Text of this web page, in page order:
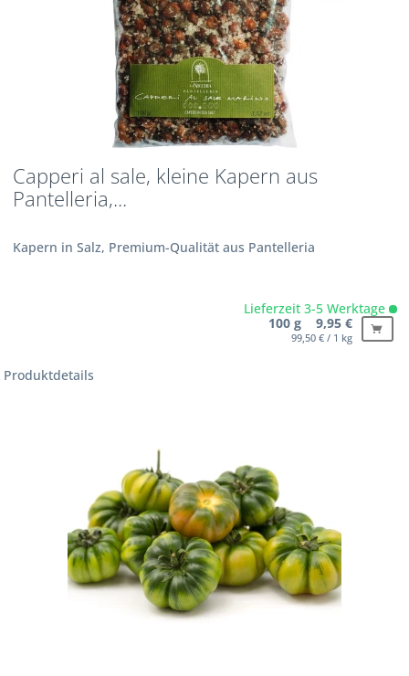
Capperi al sale, kleine Kapern aus
Pantelleria,...
Kapern in Salz, Premium-Qualität aus Pantelleria
Lieferzeit 3-5 Werktage
100 g 9,95 €
99,50 € / 1 kg
Produktdetails